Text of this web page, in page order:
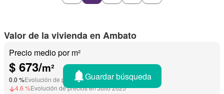
Valor de la vivienda en Ambato
Precio medio por m²
$ 673/m²
0.0 %Evolución de precios en Junio 2026
4.6 %Evolución de precios en Julio 2025
Guardar búsqueda